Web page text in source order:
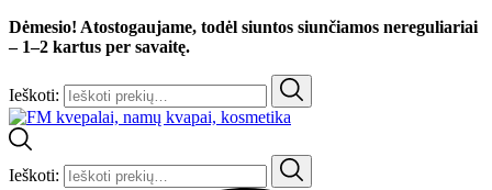
Dėmesio! Atostogaujame, todėl siuntos siunčiamos nereguliariai
– 1–2 kartus per savaitę.
Ieškoti:
Ieškoti: